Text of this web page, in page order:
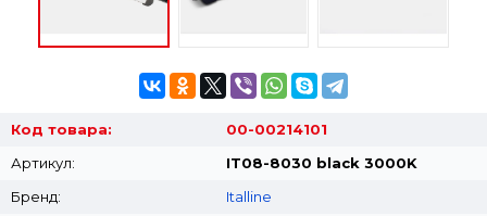
Код товара:
00-00214101
Артикул:
IT08-8030 black 3000K
Бренд:
Italline